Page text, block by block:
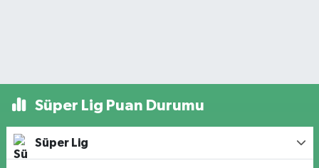
Süper Lig Puan Durumu
Süper Lig